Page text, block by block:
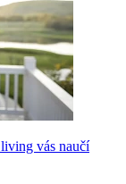
vás naučí